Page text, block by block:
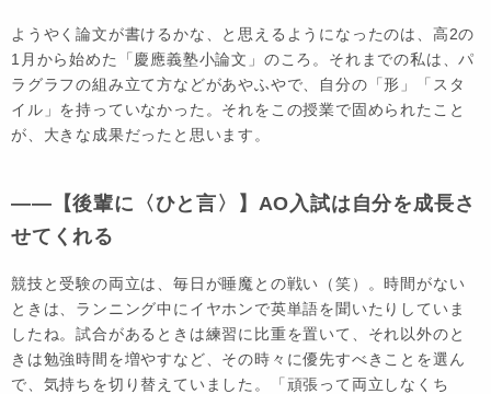
ようやく論文が書けるかな、と思えるようになったのは、高2の
1月から始めた「慶應義塾小論文」のころ。それまでの私は、パ
ラグラフの組み立て方などがあやふやで、自分の「形」「スタ
イル」を持っていなかった。それをこの授業で固められたこと
が、大きな成果だったと思います。
――【後輩に〈ひと言〉】AO入試は自分を成長さ
せてくれる
競技と受験の両立は、毎日が睡魔との戦い（笑）。時間がない
ときは、ランニング中にイヤホンで英単語を聞いたりしていま
したね。試合があるときは練習に比重を置いて、それ以外のと
きは勉強時間を増やすなど、その時々に優先すべきことを選ん
で、気持ちを切り替えていました。「頑張って両立しなくち